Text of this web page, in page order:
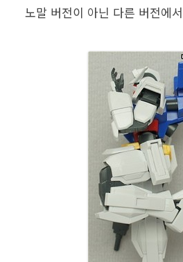
노말 버전이 아닌 다른 버전에